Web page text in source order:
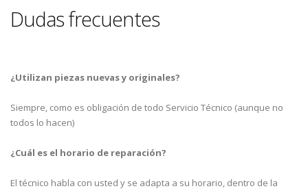
Dudas frecuentes
¿Utilizan piezas nuevas y originales?
Siempre, como es obligación de todo Servicio Técnico (aunque no
todos lo hacen)
¿Cuál es el horario de reparación?
El técnico habla con usted y se adapta a su horario, dentro de la